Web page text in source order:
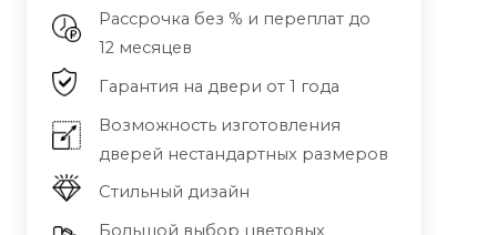
Рассрочка без % и переплат до
12 месяцев
Гарантия на двери от 1 года
Возможность изготовления
дверей нестандартных размеров
Стильный дизайн
Большой выбор цветовых